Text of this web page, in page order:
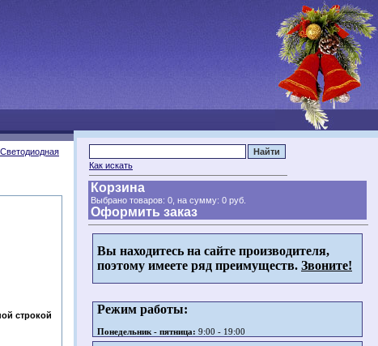
Светодиодная
строкой
Как искать
Корзина
Выбрано товаров: 0, на сумму: 0 руб.
Оформить заказ
Вы находитесь на сайте производителя,
поэтому имеете ряд преимуществ. Звоните!
Режим работы:
Понедельник - пятница: 9:00 - 19:00